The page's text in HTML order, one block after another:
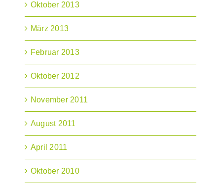
Oktober 2013
März 2013
Februar 2013
Oktober 2012
November 2011
August 2011
April 2011
Oktober 2010